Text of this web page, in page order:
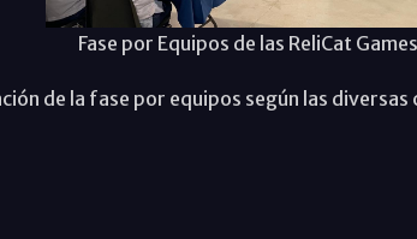
Fase por Equipos de las ReliCat
de la fase por equipos según las